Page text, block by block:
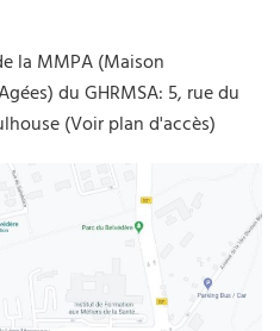
la MMPA (Maison
du GHRMSA: 5, rue du
(Voir plan d'accès)